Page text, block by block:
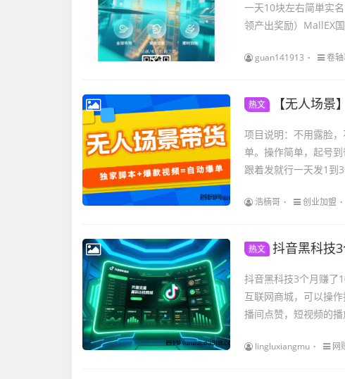
一天10块左右简単实
领产出奖励）MallEX
guan141913 卷
热文 【无人场
项目说明：不用露脸
单。操作简单，起号
跟着发就行一天发1到
浩楠哥 创业加盟
热文 抖音黑科技
抖音黑科技3个月赚了
互联网商城，可以操
播间点赞，短视频的
lingluxiangmu 网